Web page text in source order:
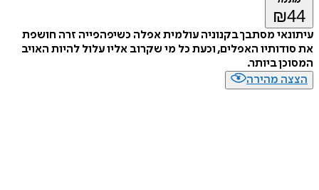
₪44
עיתונאי מסתבך בקנוניה עולמית אפלה כשיפהפייה זרה חושפת
את סודותיו האפלים, וכעת כל מי שקרוב אליו עלול להיות האויב
המסוכן ביותר.
הצצה מהירה